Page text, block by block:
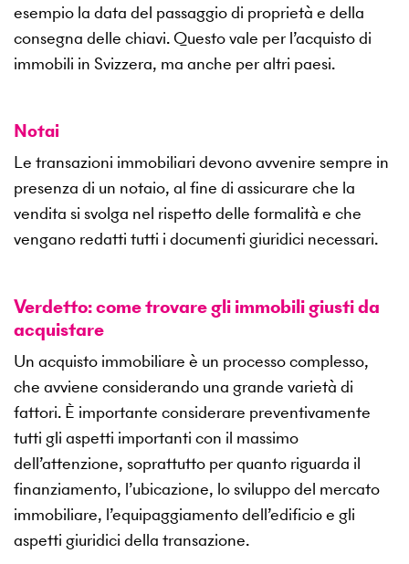
esempio la data del passaggio di proprietà e della
consegna delle chiavi. Questo vale per l’acquisto di
immobili in Svizzera, ma anche per altri paesi.
Notai
Le transazioni immobiliari devono avvenire sempre in
presenza di un notaio, al fine di assicurare che la
vendita si svolga nel rispetto delle formalità e che
vengano redatti tutti i documenti giuridici necessari.
Verdetto: come trovare gli immobili giusti da
acquistare
Un acquisto immobiliare è un processo complesso,
che avviene considerando una grande varietà di
fattori. È importante considerare preventivamente
tutti gli aspetti importanti con il massimo
dell’attenzione, soprattutto per quanto riguarda il
finanziamento, l’ubicazione, lo sviluppo del mercato
immobiliare, l’equipaggiamento dell’edificio e gli
aspetti giuridici della transazione.